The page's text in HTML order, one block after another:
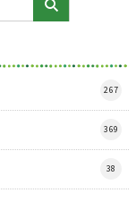
267
369
38